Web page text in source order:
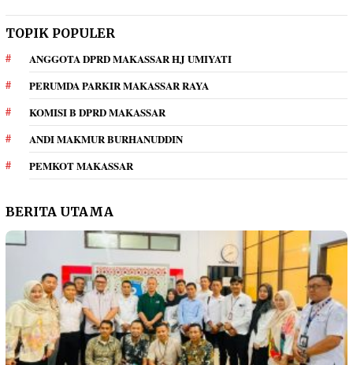
TOPIK POPULER
ANGGOTA DPRD MAKASSAR HJ UMIYATI
PERUMDA PARKIR MAKASSAR RAYA
KOMISI B DPRD MAKASSAR
ANDI MAKMUR BURHANUDDIN
PEMKOT MAKASSAR
BERITA UTAMA